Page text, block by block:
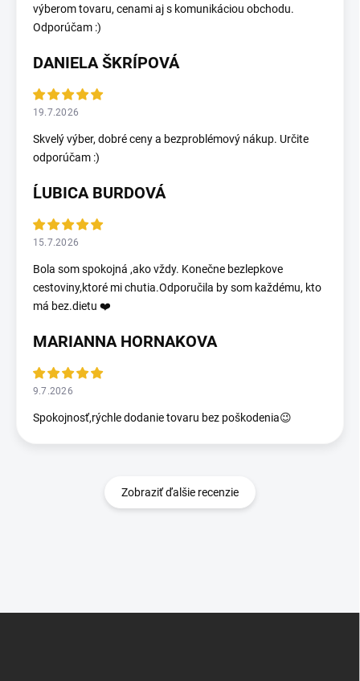
výberom tovaru, cenami aj s komunikáciou obchodu.
Odporúčam :)
DANIELA ŠKRÍPOVÁ
19.7.2026
Skvelý výber, dobré ceny a bezproblémový nákup. Určite
odporúčam :)
ĹUBICA BURDOVÁ
15.7.2026
Bola som spokojná ,ako vždy. Konečne bezlepkove
cestoviny,ktoré mi chutia.Odporučila by som každému, kto
má bez.dietu ❤️
MARIANNA HORNAKOVA
9.7.2026
Spokojnosť,rýchle dodanie tovaru bez poškodenia😉
Zobraziť ďalšie recenzie